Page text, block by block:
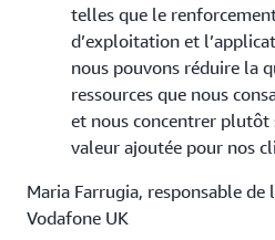
telles que le
d’exploitation et
nous pouvons réduire la
ressources que nous
et nous concentrer plutôt
valeur ajoutée pour nos
Maria Farrugia, responsable de
Vodafone UK